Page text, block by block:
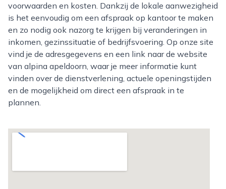
voorwaarden en kosten. Dankzij de lokale aanwezigheid
is het eenvoudig om een afspraak op kantoor te maken
en zo nodig ook nazorg te krijgen bij veranderingen in
inkomen, gezinssituatie of bedrijfsvoering. Op onze site
vind je de adresgegevens en een link naar de website
van alpina apeldoorn, waar je meer informatie kunt
vinden over de dienstverlening, actuele openingstijden
en de mogelijkheid om direct een afspraak in te
plannen.